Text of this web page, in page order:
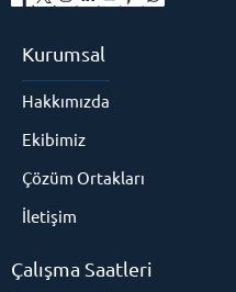
Kurumsal
Hakkımızda
Ekibimiz
Çözüm Ortakları
İletişim
Çalışma Saatleri